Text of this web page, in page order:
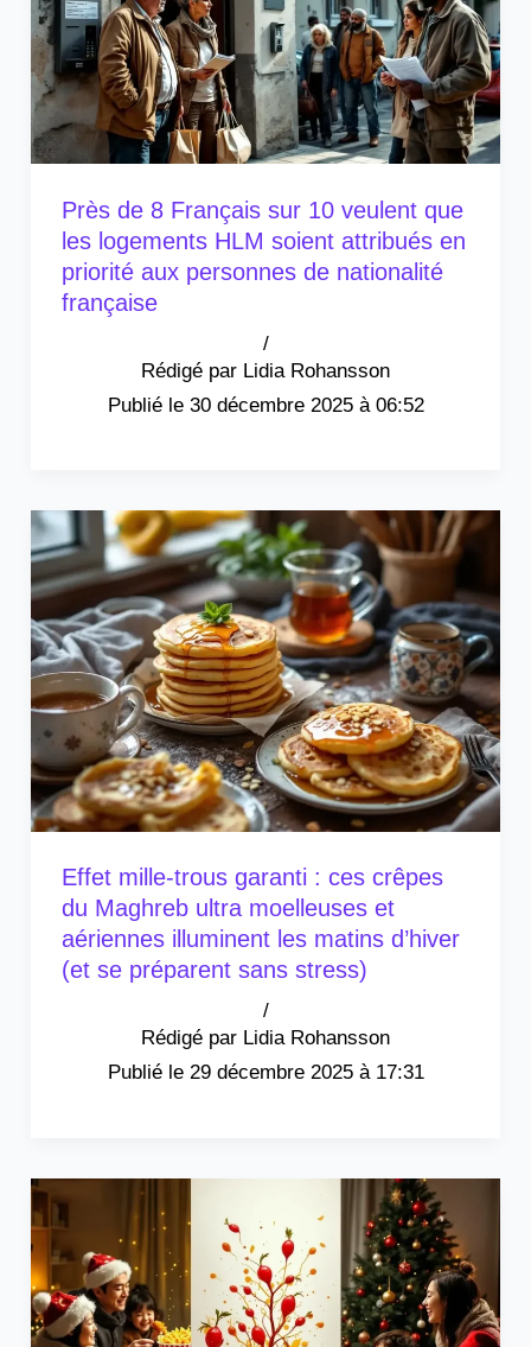
Près de 8 Français sur 10 veulent que
les logements HLM soient attribués en
priorité aux personnes de nationalité
française
Lidia Rohansson
/
30 décembre 2025 à 06:52
Effet mille-trous garanti : ces crêpes
du Maghreb ultra moelleuses et
aériennes illuminent les matins d’hiver
(et se préparent sans stress)
Lidia Rohansson
/
29 décembre 2025 à 17:31